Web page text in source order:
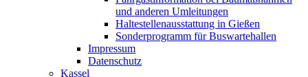
und anderen Umleitungen
Haltestellenausstattung in Gießen
Sonderprogramm für Buswartehallen
Impressum
Datenschutz
Kassel